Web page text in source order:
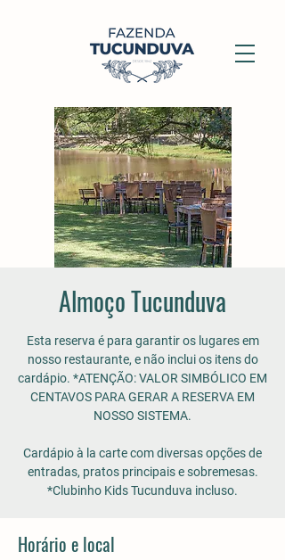
Almoço Tucunduva
Esta reserva é para garantir os lugares em
nosso restaurante, e não inclui os itens do
cardápio. *ATENÇÃO: VALOR SIMBÓLICO EM
CENTAVOS PARA GERAR A RESERVA EM
NOSSO SISTEMA.
Cardápio à la carte com diversas opções de
entradas, pratos principais e sobremesas.
*Clubinho Kids Tucunduva incluso.
Horário e local